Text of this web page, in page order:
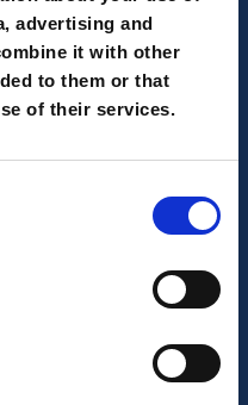
advertising and
it with other
to them or that
of their services.
di